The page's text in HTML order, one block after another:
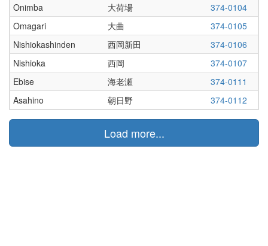
Onimba
大荷場
374-0104
Omagari
大曲
374-0105
Nishiokashinden
西岡新田
374-0106
Nishioka
西岡
374-0107
Ebise
海老瀬
374-0111
Asahino
朝日野 374-0112
Load more...